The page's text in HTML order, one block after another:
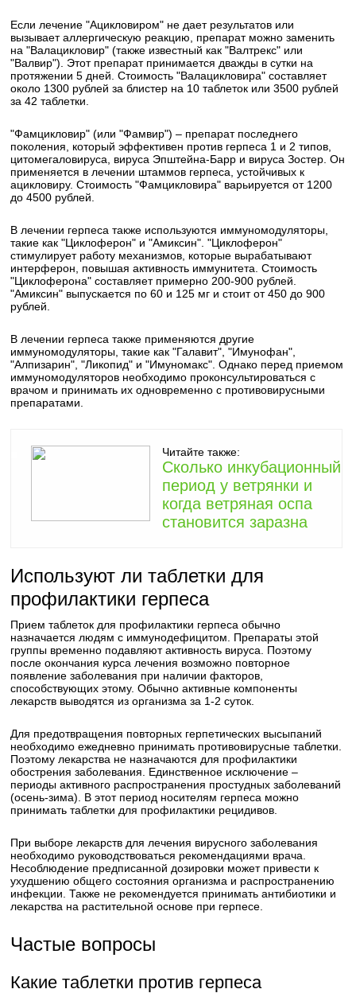
Если лечение "Ацикловиром" не дает результатов или
вызывает аллергическую реакцию, препарат можно заменить
на "Валацикловир" (также известный как "Валтрекс" или
"Валвир"). Этот препарат принимается дважды в сутки на
протяжении 5 дней. Стоимость "Валацикловира" составляет
около 1300 рублей за блистер на 10 таблеток или 3500 рублей
за 42 таблетки.
"Фамцикловир" (или "Фамвир") – препарат последнего
поколения, который эффективен против герпеса 1 и 2 типов,
цитомегаловируса, вируса Эпштейна-Барр и вируса Зостер. Он
применяется в лечении штаммов герпеса, устойчивых к
ацикловиру. Стоимость "Фамцикловира" варьируется от 1200
до 4500 рублей.
В лечении герпеса также используются иммуномодуляторы,
такие как "Циклоферон" и "Амиксин". "Циклоферон"
стимулирует работу механизмов, которые вырабатывают
интерферон, повышая активность иммунитета. Стоимость
"Циклоферона" составляет примерно 200-900 рублей.
"Амиксин" выпускается по 60 и 125 мг и стоит от 450 до 900
рублей.
В лечении герпеса также применяются другие
иммуномодуляторы, такие как "Галавит", "Имунофан",
"Алпизарин", "Ликопид" и "Имуномакс". Однако перед приемом
иммуномодуляторов необходимо проконсультироваться с
врачом и принимать их одновременно с противовирусными
препаратами.
Читайте также:
Сколько инкубационный
период у ветрянки и
когда ветряная оспа
становится заразна
Используют ли таблетки для
профилактики герпеса
Прием таблеток для профилактики герпеса обычно
назначается людям с иммунодефицитом. Препараты этой
группы временно подавляют активность вируса. Поэтому
после окончания курса лечения возможно повторное
появление заболевания при наличии факторов,
способствующих этому. Обычно активные компоненты
лекарств выводятся из организма за 1-2 суток.
Для предотвращения повторных герпетических высыпаний
необходимо ежедневно принимать противовирусные таблетки.
Поэтому лекарства не назначаются для профилактики
обострения заболевания. Единственное исключение –
периоды активного распространения простудных заболеваний
(осень-зима). В этот период носителям герпеса можно
принимать таблетки для профилактики рецидивов.
При выборе лекарств для лечения вирусного заболевания
необходимо руководствоваться рекомендациями врача.
Несоблюдение предписанной дозировки может привести к
ухудшению общего состояния организма и распространению
инфекции. Также не рекомендуется принимать антибиотики и
лекарства на растительной основе при герпесе.
Частые вопросы
Какие таблетки против герпеса